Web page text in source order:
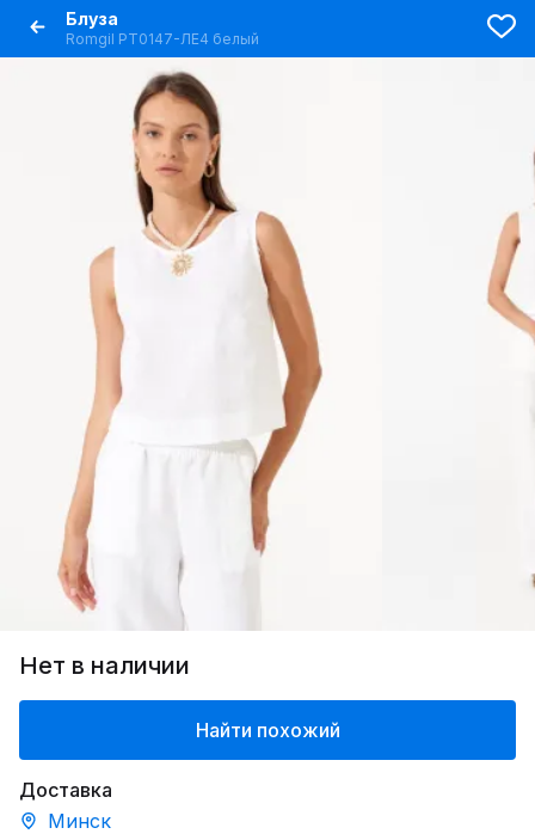
Блуза
Romgil РТ0147-ЛЕ4 белый
Нет в наличии
Найти похожий
Доставка
Минск